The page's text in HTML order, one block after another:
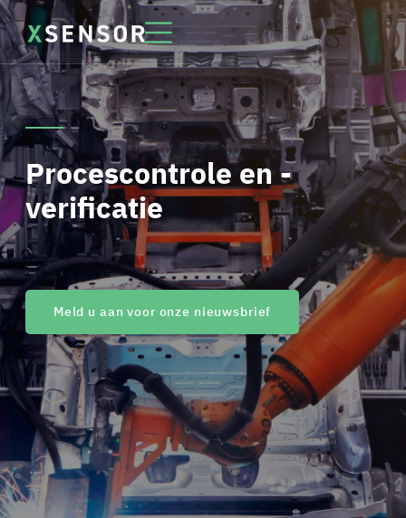
Procescontrole en -
verificatie
Meld u aan voor onze nieuwsbrief